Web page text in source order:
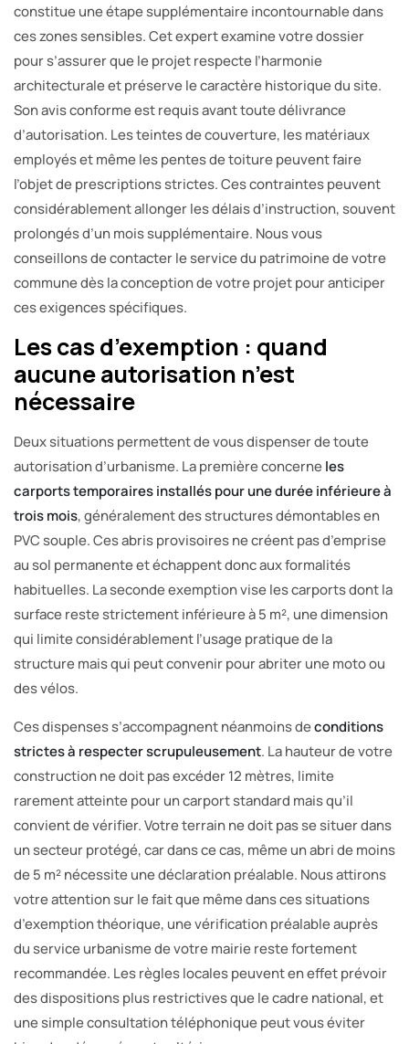
constitue une étape supplémentaire incontournable dans
ces zones sensibles. Cet expert examine votre dossier
pour s’assurer que le projet respecte l’harmonie
architecturale et préserve le caractère historique du site.
Son avis conforme est requis avant toute délivrance
d’autorisation. Les teintes de couverture, les matériaux
employés et même les pentes de toiture peuvent faire
l’objet de prescriptions strictes. Ces contraintes peuvent
considérablement allonger les délais d’instruction, souvent
prolongés d’un mois supplémentaire. Nous vous
conseillons de contacter le service du patrimoine de votre
commune dès la conception de votre projet pour anticiper
ces exigences spécifiques.
Les cas d’exemption : quand
aucune autorisation n’est
nécessaire
Deux situations permettent de vous dispenser de toute
autorisation d’urbanisme. La première concerneles
carports temporaires installés pour une durée inférieure à
trois mois, généralement des structures démontables en
PVC souple. Ces abris provisoires ne créent pas d’emprise
au sol permanente et échappent donc aux formalités
habituelles. La seconde exemption vise les carports dont la
surface reste strictement inférieure à 5 m², une dimension
qui limite considérablement l’usage pratique de la
structure mais qui peut convenir pour abriter une moto ou
des vélos.
Ces dispenses s’accompagnent néanmoins deconditions
strictes à respecter scrupuleusement. La hauteur de votre
construction ne doit pas excéder 12 mètres, limite
rarement atteinte pour un carport standard mais qu’il
convient de vérifier. Votre terrain ne doit pas se situer dans
un secteur protégé, car dans ce cas, même un abri de moins
de 5 m² nécessite une déclaration préalable. Nous attirons
votre attention sur le fait que même dans ces situations
d’exemption théorique, une vérification préalable auprès
du service urbanisme de votre mairie reste fortement
recommandée. Les règles locales peuvent en effet prévoir
des dispositions plus restrictives que le cadre national, et
une simple consultation téléphonique peut vous éviter